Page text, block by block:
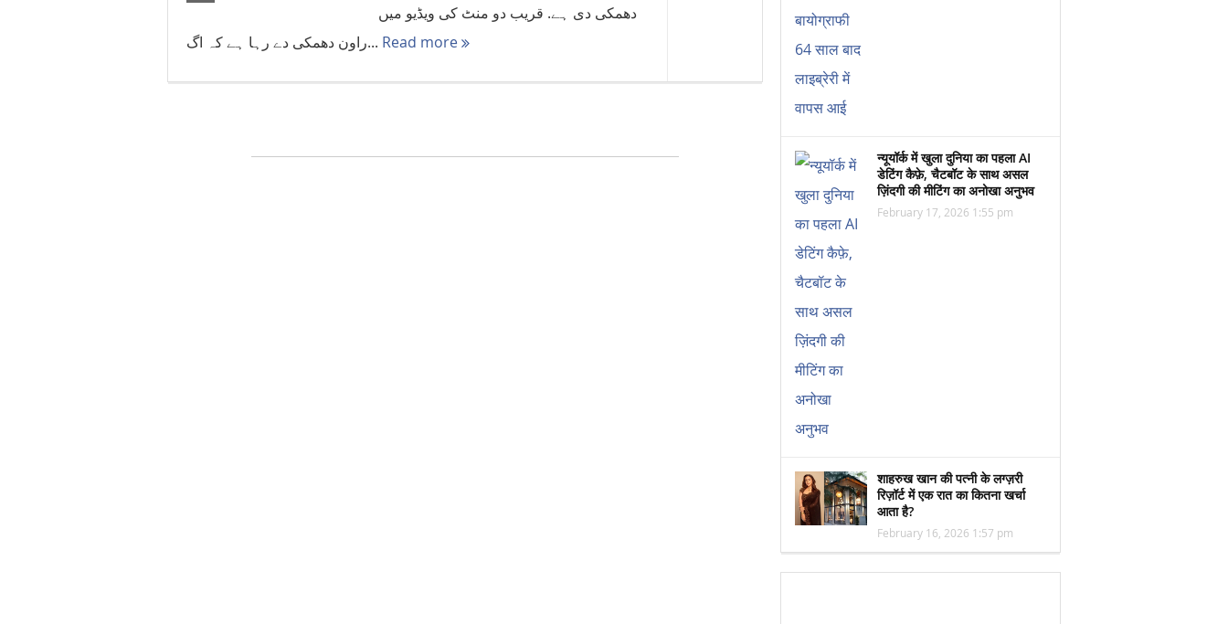
دھمکی دی ہے. قریب دو منٹ کی ویڈیو میں
راون دھمکی دے رہا ہے کہ اگ... Read more
न्यूयॉर्क में खुला दुनिया का पहला AI
डेटिंग कैफ़े, चैटबॉट के साथ असल
ज़िंदगी की मीटिंग का अनोखा अनुभव
February 17, 2026 1:55 pm
शाहरुख खान की पत्नी के लग्ज़री
रिज़ॉर्ट में एक रात का कितना खर्चा
आता है?
February 16, 2026 1:57 pm